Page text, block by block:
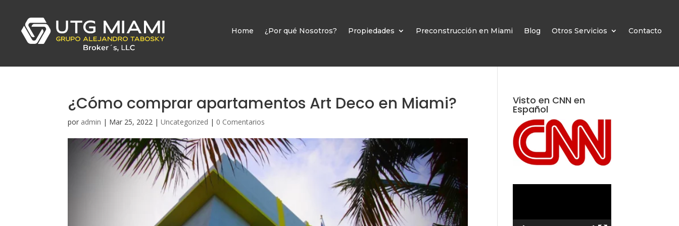
Home ¿Por qué Nosotros? Propiedades Preconstrucción en Miami Blog Otros Servicios Contacto
¿Cómo comprar apartamentos Art Deco en Miami?
por admin | Mar 25, 2022 |Uncategorized | 0 Comentarios
Visto en CNN en
Español